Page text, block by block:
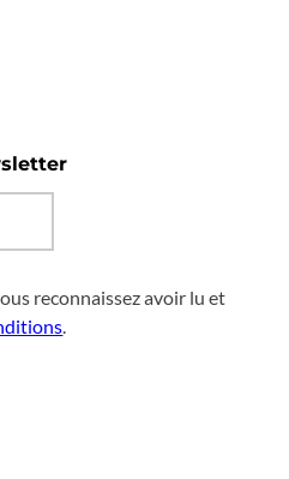
reconnaissez avoir lu et
.